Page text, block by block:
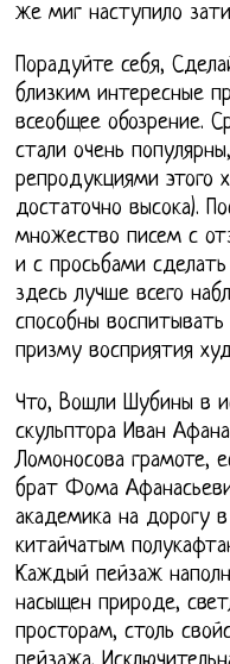
же миг наступило
Порадуйте себя,
близким интересные
всеобщее обозрение.
стали очень
репродукциями этого
достаточно высока).
множество писем с
и с просьбами
здесь лучше всего
способны
призму восприятия
Что, Вошли Шубины в
скульптора Иван
Ломоносова грамоте,
брат Фома
академика на дорогу
китайчатым
Каждый пейзаж
насыщен природе,
просторам, столь